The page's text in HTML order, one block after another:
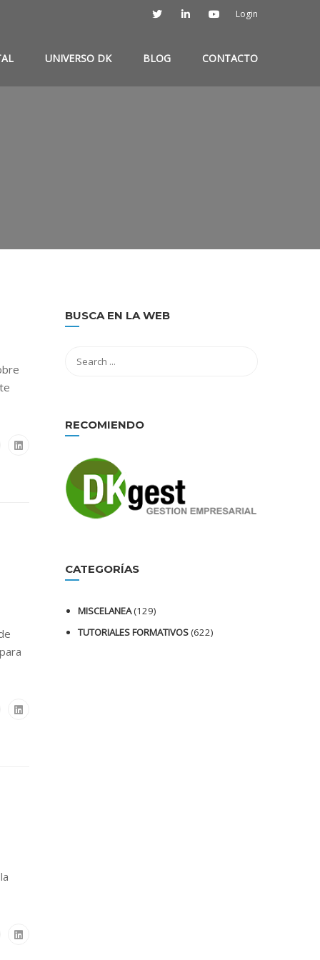
Login
UNIVERSO DK BLOG CONTACTO
BUSCA EN LA WEB
RECOMIENDO
CATEGORÍAS
MISCELANEA(129)
TUTORIALES FORMATIVOS(622)